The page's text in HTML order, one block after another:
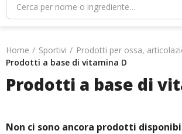
Home Sportivi
Prodotti per ossa,
Prodotti a base di vitamina D
Prodotti a base di
Non ci sono ancora prodotti